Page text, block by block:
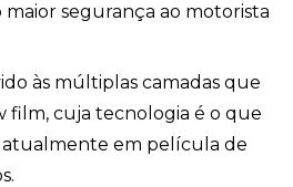
segurança ao motorista
às múltiplas camadas que
film, cuja tecnologia é o que
atualmente em película de